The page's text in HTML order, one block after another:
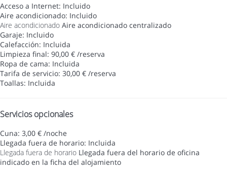
Acceso a Internet: Incluido
Aire acondicionado: Incluido
Aire acondicionado Aire acondicionado centralizado
Garaje: Incluido
Calefacción: Incluida
Limpieza final: 90,00 € /reserva
Ropa de cama: Incluida
Tarifa de servicio: 30,00 € /reserva
Toallas: Incluida
Servicios opcionales
Cuna: 3,00 € /noche
Llegada fuera de horario: Incluida
Llegada fuera de horario Llegada fuera del horario de oficina
indicado en la ficha del alojamiento